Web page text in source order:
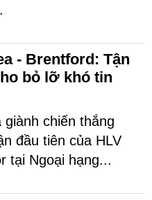
- Brentford: Tận
bỏ lỡ khó tin
giành chiến thắng
đầu tiên của HLV
tại Ngoại hạng...